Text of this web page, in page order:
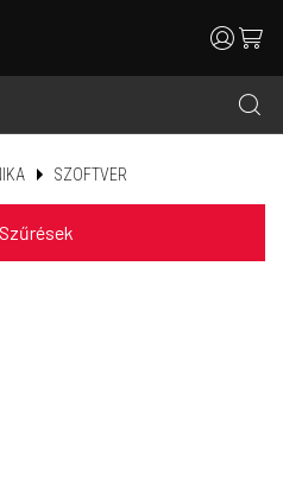
search
usercart
SZOFTVER
Szűrések